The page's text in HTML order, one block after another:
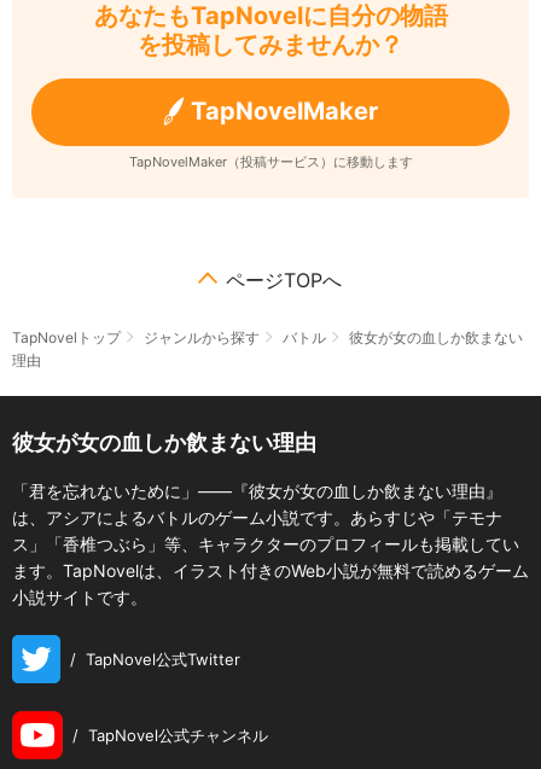
あなたもTapNovelに自分の物語
を投稿してみませんか？
TapNovelMaker
TapNovelMaker（投稿サービス）に移動します
ページTOPへ
TapNovelトップ ジャンルから探す バトル
彼女が女の血しか飲まない
理由
彼女が女の血しか飲まない理由
「君を忘れないために」――『彼女が女の血しか飲まない理由』
は、アシアによるバトルのゲーム小説です。あらすじや「テモナ
ス」「香椎つぶら」等、キャラクターのプロフィールも掲載してい
ます。TapNovelは、イラスト付きのWeb小説が無料で読めるゲーム
小説サイトです。
/ TapNovel公式Twitter
/ TapNovel公式チャンネル